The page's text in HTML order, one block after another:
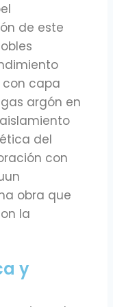
de este
capa
argón en
del
con
obra que
la
y